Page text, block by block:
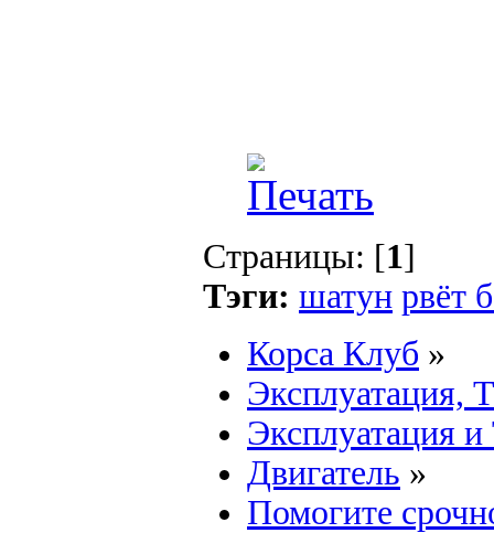
Страницы: [1]
Тэги: шатун рвёт
Корса Клуб »
Эксплуатация,
Эксплуатация
Двигатель »
Помогите